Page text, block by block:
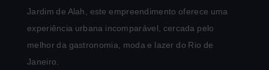
Jardim de Alah, este empreendimento oferece uma
experiência urbana incomparável, cercada pelo
melhor da gastronomia, moda e lazer do Rio de
Janeiro.